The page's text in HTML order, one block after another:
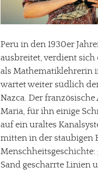
Peru in den 1930er
ausbreitet, verdient sich
als Mathematiklehrerin
wartet weiter südlich
Nazca. Der
Maria, für ihn einige
auf ein uraltes
mitten in der staubigen
Sand gescharrte Linien